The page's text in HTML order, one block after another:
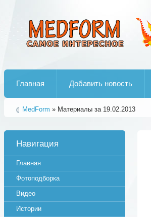
Главная Добавить новость
MedForm » Материалы за 19.02.2013
Навигация
Главная
Фотоподборка
Видео
Истории